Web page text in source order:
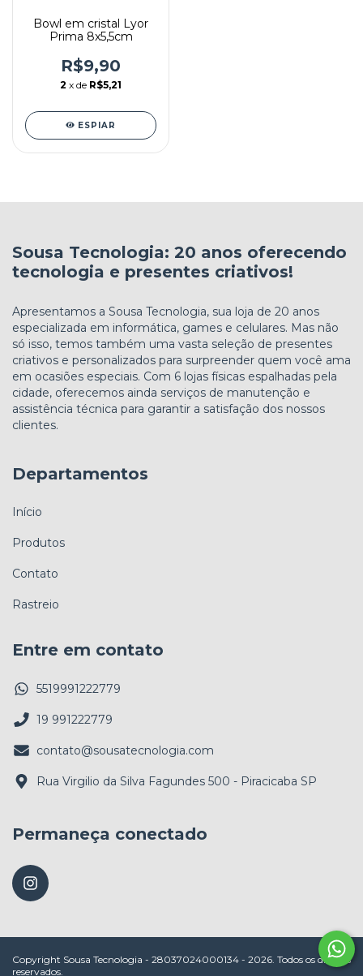
Bowl em cristal Lyor
Prima 8x5,5cm
R$9,90
2 x de R$5,21
ESPIAR
Sousa Tecnologia: 20 anos oferecendo
tecnologia e presentes criativos!
Apresentamos a Sousa Tecnologia, sua loja de 20 anos
especializada em informática, games e celulares. Mas não
só isso, temos também uma vasta seleção de presentes
criativos e personalizados para surpreender quem você ama
em ocasiões especiais. Com 6 lojas físicas espalhadas pela
cidade, oferecemos ainda serviços de manutenção e
assistência técnica para garantir a satisfação dos nossos
clientes.
Departamentos
Início
Produtos
Contato
Rastreio
Entre em contato
5519991222779
19 991222779
contato@sousatecnologia.com
Rua Virgilio da Silva Fagundes 500 - Piracicaba SP
Permaneça conectado
Copyright Sousa Tecnologia - 28037024000134 - 2026. Todos os direitos
reservados.